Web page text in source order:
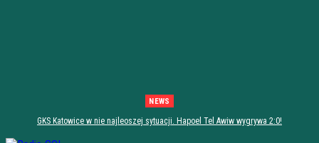
NEWS
GKS Katowice w nie najleoszej sytuacji. Hapoel Tel Awiw wygrywa 2:0!